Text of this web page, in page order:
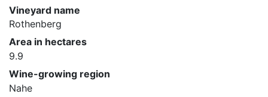
Vineyard name
Rothenberg
Area in hectares
9.9
Wine-growing region
Nahe